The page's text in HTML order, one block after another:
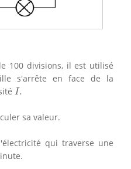
100 divisions, il est utilisé
s'arrête en face de la
I.
I.
sa valeur.
qui traverse une